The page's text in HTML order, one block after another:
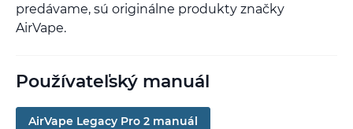
predávame, sú originálne produkty značky
AirVape.
Používateľský manuál
AirVape Legacy Pro 2 manuál